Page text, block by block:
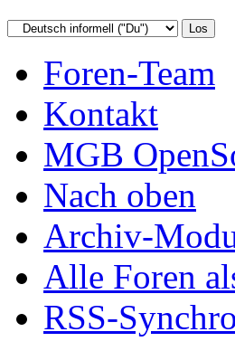
Foren-Team
Kontakt
MGB
Nach oben
Archiv-
Alle Foren
RSS-